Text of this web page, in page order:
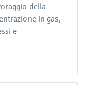
della
in gas,
e